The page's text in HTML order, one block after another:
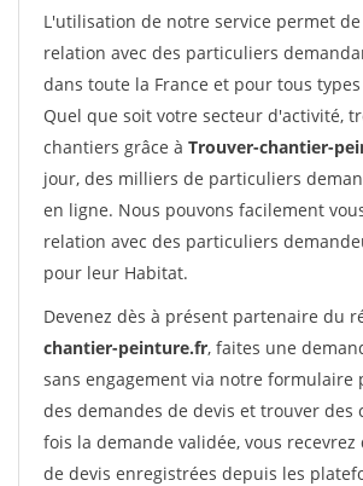
L'utilisation de notre service permet
relation avec des particuliers
dans toute la France et pour tous
Quel que soit votre secteur d'activité,
chantiers grâce à Trouver-chantier-
jour, des milliers de particuliers
en ligne. Nous pouvons facilement
relation avec des particuliers
pour leur Habitat.
Devenez dès à présent partenaire du
chantier-peinture.fr, faites une
sans engagement via notre formulaire
des demandes de devis et trouver des
fois la demande validée, vous recevrez
de devis enregistrées depuis les